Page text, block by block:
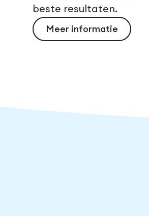
beste resultaten.
Meer informatie